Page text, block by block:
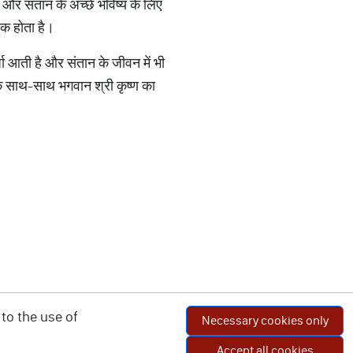
संतान के अच्छे भविष्य के लिए
होता है।
आती है और संतान के जीवन में भी
साथ भगवान श्री कृष्ण का
the use of
Necessary cookies only